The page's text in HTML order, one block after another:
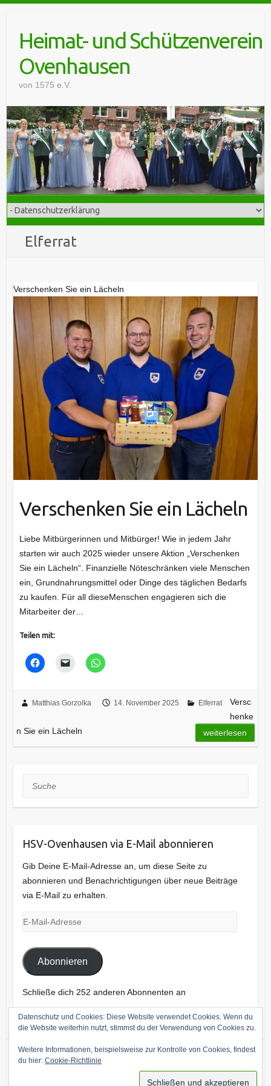
contentHeimat- und Schützenverein
Ovenhausen
von 1575 e.V.
Elferrat
Verschenken Sie ein Lächeln
Verschenken Sie ein Lächeln
Liebe Mitbürgerinnen und Mitbürger! Wie in jedem Jahr
starten wir auch 2025 wieder unsere Aktion „Verschenken
Sie ein Lächeln“. Finanzielle Nöteschränken viele Menschen
ein, Grundnahrungsmittel oder Dinge des täglichen Bedarfs
zu kaufen. Für all dieseMenschen engagieren sich die
Mitarbeiter der…
Teilen mit:
Matthias Gorzolka 14. November 2025 Elferrat
Versc
henke
n Sie ein Lächeln
weiterlesen
Suche
HSV-Ovenhausen via E-Mail abonnieren
Gib Deine E-Mail-Adresse an, um diese Seite zu
abonnieren und Benachrichtigungen über neue Beiträge
via E-Mail zu erhalten.
E-
Adresse
Abonnieren
Schließe dich 252 anderen Abonnenten an
Copyright © 2026Heimat- und Schützenverein Ovenhausen
Powered byWordPress
Datenschutz und Cookies: Diese Website verwendet Cookies. Wenn du
die Website weiterhin nutzt, stimmst du der Verwendung von Cookies zu.
Weitere Informationen, beispielsweise zur Kontrolle von Cookies, findest
du hier: Cookie-Richtlinie